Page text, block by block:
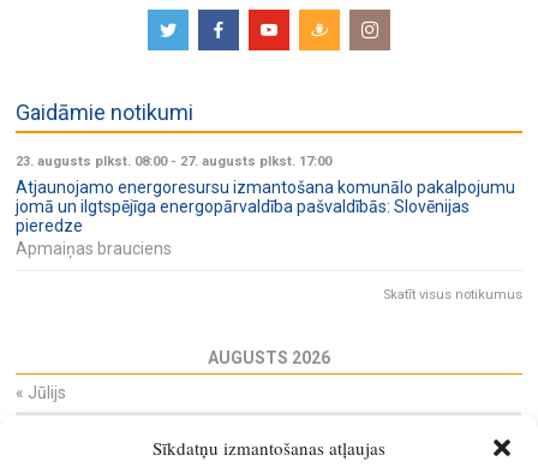
Sīkdatņu izmantošanas atļaujas
Gaidāmie notikumi
23. augusts plkst. 08:00- 27. augusts plkst. 17:00
Atjaunojamo energoresursu izmantošana komunālo pakalpojumu
jomā un ilgtspējīga energopārvaldība pašvaldībās: Slovēnijas
pieredze
Apmaiņas brauciens
Skatīt visus notikumus
AUGUSTS 2026
« Jūlijs
29 30 31 1